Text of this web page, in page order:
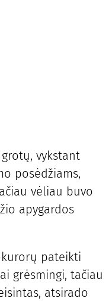
vykstant
posėdžiams,
vėliau buvo
apygardos
pateikti
grėsmingi, tačiau
atsirado